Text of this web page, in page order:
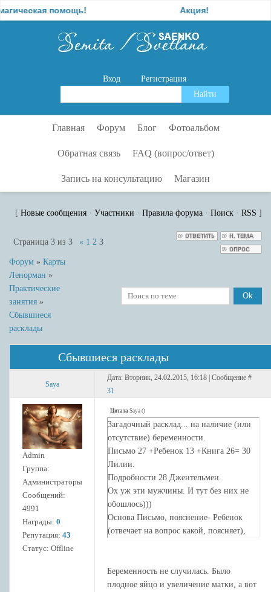
помощь! Акция!
Вход Регистрация
Главная Форум Блог Фотоальбом
Обратная связь FAQ (вопрос/ответ)
Запись на консультацию Магазин
[ Новые сообщения · Участники · Правила форума · Поиск · RSS ]
Страница 3 из 3 « 1 2 3
Форум » Карты
Ленорман »
Практические
занятия »
Сбывшиеся
расклады
Сбывшиеся расклады
Saya
Дата: Вторник, 24.02.2015, 16:18 | Сообщение #
31
Admin
Группа:
Администраторы
Сообщений:
4991
Награды: 0
Репутация: 43
Статус: Offline
Цитата Saya ()
Загадочный расклад... на наличие (или
отсутствие) беременности.
Письмо 27 +Ребенок 13 +Книга 26= 30
Лилии.
Подробности 28 Джентельмен.
Ох уж эти мужчины. И тут без них не
обошлось)))
Основа Письмо, пояснение- Ребенок
(отвечает на вопрос какой, поясняет),
Как думаете, что показали карты?
Беременность не случилась. Было
плодное яйцо и увеличение матки, а вот